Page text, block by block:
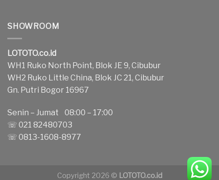
SHOWROOM
LOTOTO.co.id
WH1 Ruko North Point, Blok JE 9, Cibubur
WH2 Ruko Little China, Blok JC 21, Cibubur
Gn. Putri Bogor 16967
Senin – Jumat 08:00 – 17:00
☏ 021 82480703
☏ 0813-1608-8977
Copyright 2026 © LOTOTO.co.id